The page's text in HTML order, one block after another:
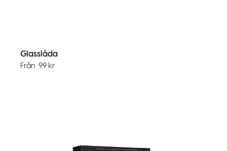
Glasslåda
Från 99 kr